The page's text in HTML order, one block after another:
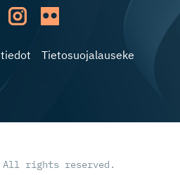
Tietosuojalauseke
All rights reserved.